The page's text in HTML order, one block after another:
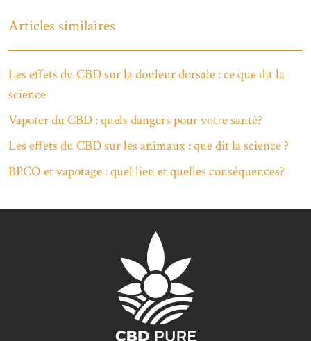
Articles similaires
Les effets du CBD sur la douleur dorsale : ce que dit la
science
Vapoter du CBD : quels dangers pour votre santé?
Les effets du CBD sur les animaux : que dit la science ?
BPCO et vapotage : quel lien et quelles conséquences?